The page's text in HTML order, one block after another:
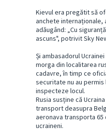
Kievul era pregătit să
anchete internaționale,
adăugând: „Cu
ascuns", potrivit Sky
Și ambasadorul
morga din localitarea
cadavre, în timp ce
securitate nu au
inspecteze locul.
Rusia susține că
transport deasupra
aeronava transporta
ucraineni.